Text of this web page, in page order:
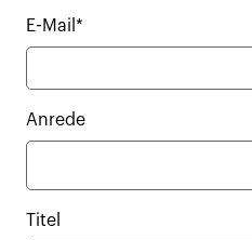
E-Mail*
Anrede
Titel